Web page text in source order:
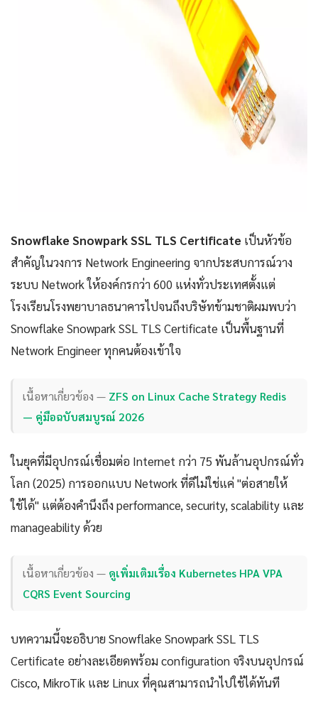
Snowflake Snowpark SSL TLS Certificate เป็นหัวข้อ
สำคัญในวงการ Network Engineering จากประสบการณ์วาง
ระบบ Network ให้องค์กรกว่า 600 แห่งทั่วประเทศตั้งแต่
โรงเรียนโรงพยาบาลธนาคารไปจนถึงบริษัทข้ามชาติผมพบว่า
Snowflake Snowpark SSL TLS Certificate เป็นพื้นฐานที่
Network Engineer ทุกคนต้องเข้าใจ
เนื้อหาเกี่ยวข้อง — ZFS on Linux Cache Strategy Redis
— คู่มือฉบับสมบูรณ์ 2026
ในยุคที่มีอุปกรณ์เชื่อมต่อ Internet กว่า 75 พันล้านอุปกรณ์ทั่ว
โลก (2025) การออกแบบ Network ที่ดีไม่ใช่แค่ "ต่อสายให้
ใช้ได้" แต่ต้องคำนึงถึง performance, security, scalability และ
manageability ด้วย
เนื้อหาเกี่ยวข้อง — ดูเพิ่มเติมเรื่อง Kubernetes HPA VPA
CQRS Event Sourcing
บทความนี้จะอธิบาย Snowflake Snowpark SSL TLS
Certificate อย่างละเอียดพร้อม configuration จริงบนอุปกรณ์
Cisco, MikroTik และ Linux ที่คุณสามารถนำไปใช้ได้ทันที